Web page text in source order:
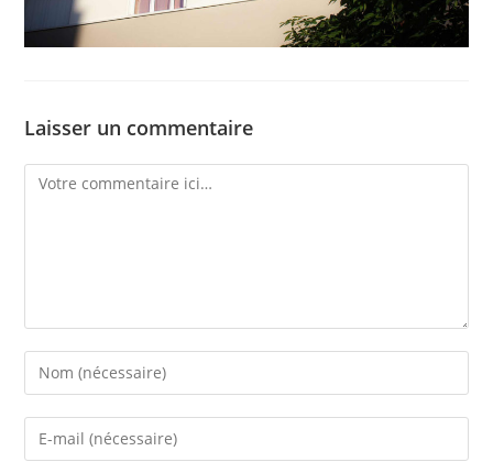
Laisser un commentaire